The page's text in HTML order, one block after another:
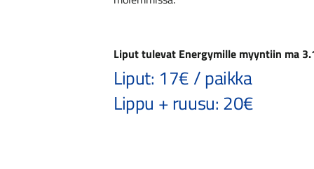
Liput tulevat Energymille myyntiin ma
Liput: 17€ / paikka
Lippu + ruusu: 20€